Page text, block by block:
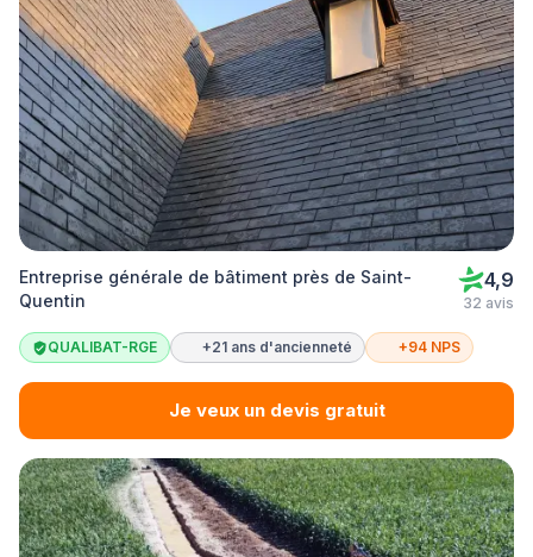
Entreprise générale de bâtiment près de Saint-
Quentin
4,9
32 avis
QUALIBAT-RGE +21 ans d'ancienneté +94 NPS
Je veux un devis gratuit